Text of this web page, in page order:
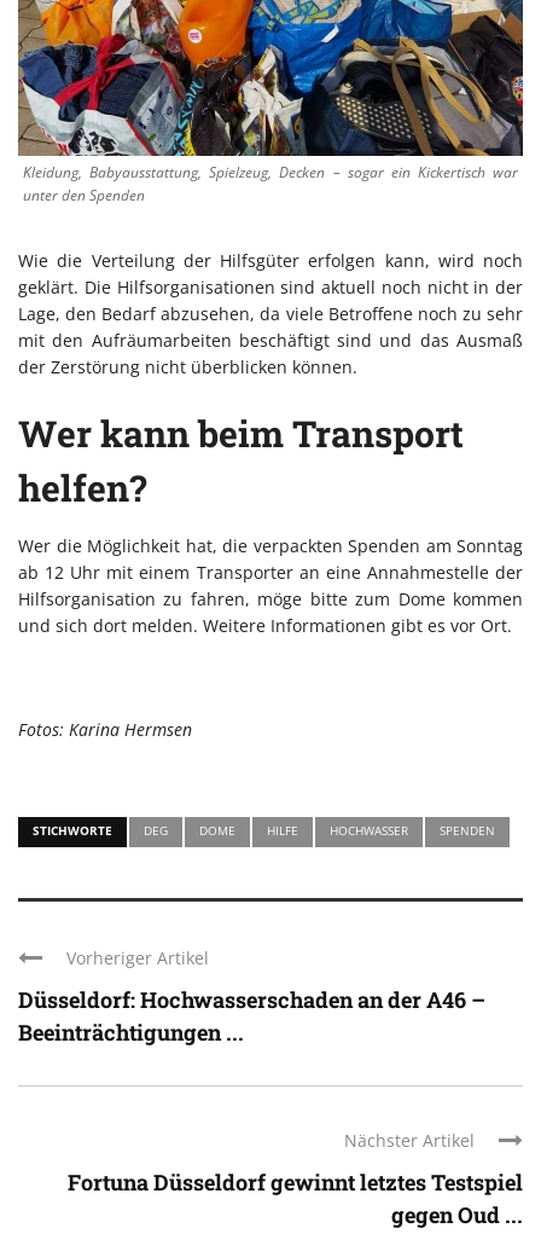
Kleidung, Babyausstattung, Spielzeug, Decken – sogar ein Kickertisch war
unter den Spenden
Wie die Verteilung der Hilfsgüter erfolgen kann, wird noch
geklärt. Die Hilfsorganisationen sind aktuell noch nicht in der
Lage, den Bedarf abzusehen, da viele Betroffene noch zu sehr
mit den Aufräumarbeiten beschäftigt sind und das Ausmaß
der Zerstörung nicht überblicken können.
Wer kann beim Transport
helfen?
Wer die Möglichkeit hat, die verpackten Spenden am Sonntag
ab 12 Uhr mit einem Transporter an eine Annahmestelle der
Hilfsorganisation zu fahren, möge bitte zum Dome kommen
und sich dort melden. Weitere Informationen gibt es vor Ort.
Fotos: Karina Hermsen
STICHWORTE DEG DOME HILFE HOCHWASSER SPENDEN
Vorheriger Artikel
Düsseldorf: Hochwasserschaden an der A46 –
Beeinträchtigungen ...
Nächster Artikel
Fortuna Düsseldorf gewinnt letztes Testspiel
gegen Oud ...